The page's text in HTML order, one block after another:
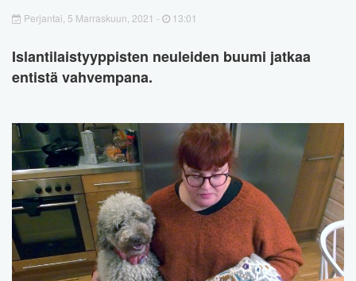
Perjantai, 5 Marraskuun, 2021 - 13:01
Islantilaistyyppisten neuleiden buumi jatkaa
entistä vahvempana.